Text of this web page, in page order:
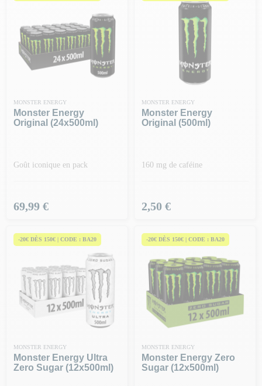
MONSTER ENERGY
Monster Energy
Original (24x500ml)
Goût iconique en pack
Prix
69,99 €
MONSTER ENERGY
Monster Energy
Original (500ml)
160 mg de caféine
Prix
2,50 €
-20€ DÈS 150€ | CODE : BA20
MONSTER ENERGY
Monster Energy Ultra
Zero Sugar (12x500ml)
-20€ DÈS 150€ | CODE : BA20
MONSTER ENERGY
Monster Energy Zero
Sugar (12x500ml)